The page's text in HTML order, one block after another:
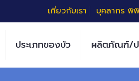
เกี่ยวกับเรา บุคลากร พิ
ประเภทของบัว ผลิตภัณฑ์/ป